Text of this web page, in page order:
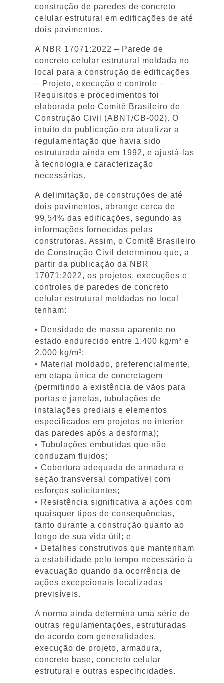
construção de paredes de concreto
celular estrutural em edificações de até
dois pavimentos.
A NBR 17071:2022 – Parede de
concreto celular estrutural moldada no
local para a construção de edificações
– Projeto, execução e controle –
Requisitos e procedimentos foi
elaborada pelo Comitê Brasileiro de
Construção Civil (ABNT/CB-002). O
intuito da publicação era atualizar a
regulamentação que havia sido
estruturada ainda em 1992, e ajustá-las
à tecnologia e caracterização
necessárias.
A delimitação, de construções de até
dois pavimentos, abrange cerca de
99,54% das edificações, segundo as
informações fornecidas pelas
construtoras. Assim, o Comitê Brasileiro
de Construção Civil determinou que, a
partir da publicação da NBR
17071:2022, os projetos, execuções e
controles de paredes de concreto
celular estrutural moldadas no local
tenham:
• Densidade de massa aparente no
estado endurecido entre 1.400 kg/m³ e
2.000 kg/m³;
• Material moldado, preferencialmente,
em etapa única de concretagem
(permitindo a existência de vãos para
portas e janelas, tubulações de
instalações prediais e elementos
especificados em projetos no interior
das paredes após a desforma);
• Tubulações embutidas que não
conduzam fluidos;
• Cobertura adequada de armadura e
seção transversal compatível com
esforços solicitantes;
• Resistência significativa a ações com
quaisquer tipos de consequências,
tanto durante a construção quanto ao
longo de sua vida útil; e
• Detalhes construtivos que mantenham
a estabilidade pelo tempo necessário à
evacuação quando da ocorrência de
ações excepcionais localizadas
previsíveis.
A norma ainda determina uma série de
outras regulamentações, estruturadas
de acordo com generalidades,
execução de projeto, armadura,
concreto base, concreto celular
estrutural e outras especificidades.